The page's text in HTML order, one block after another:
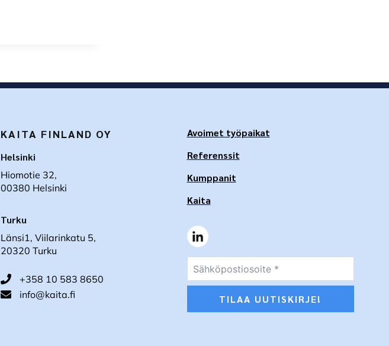
KAITA FINLAND OY
Helsinki
Hiomotie 32,
00380 Helsinki
Turku
Länsi1, Viilarinkatu 5,
20320 Turku
+358 10 583 8650
info@kaita.fi
Avoimet työpaikat
Referenssit
Kumppanit
Kaita
TILAA UUTISKIRJE!